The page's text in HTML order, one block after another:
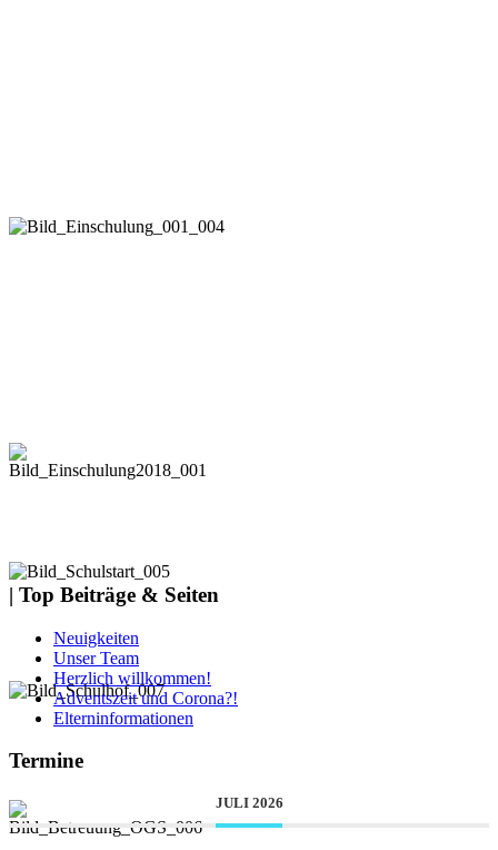
| Top Beiträge & Seiten
Neuigkeiten
Unser Team
Herzlich willkommen!
Adventszeit und Corona?!
Elterninformationen
Termine
JULI 2026